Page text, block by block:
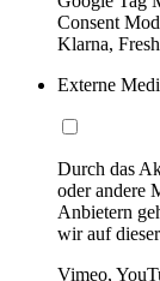
Consent
Klarna,
Externe
Durch das
oder andere
Anbietern
wir auf
Vimeo,